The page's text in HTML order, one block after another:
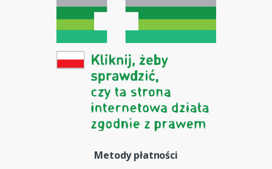
Metody płatności